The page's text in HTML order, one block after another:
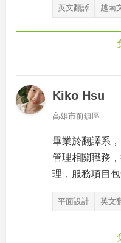
英文翻譯 越南
Kiko Hsu
高雄市前鎮區
畢業於翻譯系
管理相關職務
理，服務項目
平面設計 英文